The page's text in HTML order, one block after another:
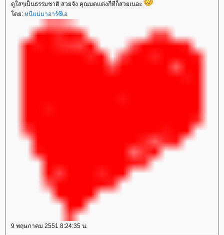
ดูใสๆเป็นธรรมชาติ สวยจัง คุณมดแต่งกี่ทีก็สวยเนอะ
ดย: หนีแม่มาอาร์ซีเอ
9 พฤษภาคม 2551 8:24:35 น.